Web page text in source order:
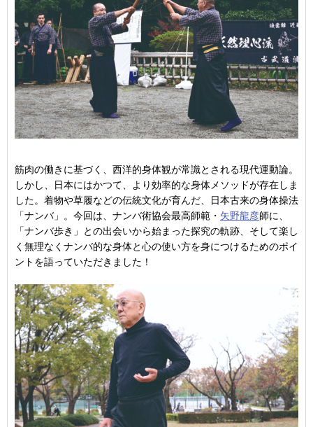
筋肉の働きに基づく、西洋的身体観が常識とされる現代運動論。
しかし、日本にはかつて、より効率的な身体メソッドが存在しま
した。着物や草履などの伝統文化が育んだ、日本古来の身体操法
「ナンバ」。今回は、ナンバ術協会最高師範・ 矢野龍彦師に、
「ナンバ歩き」との出会いから始まった探究の軌跡、そして楽し
く無理なくナンバ的な身体と心の使い方を身につけるためのポイ
ントを語っていただきました！